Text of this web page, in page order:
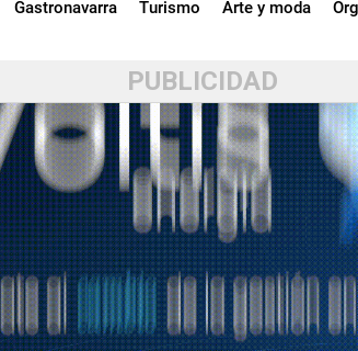
Gastronavarra Turismo Arte y moda
PUBLICIDAD